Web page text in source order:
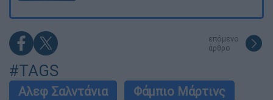
επόμενο
άρθρο
#TAGS
Αλεφ Σαλντάνια
Φάμπιο Μάρτινς